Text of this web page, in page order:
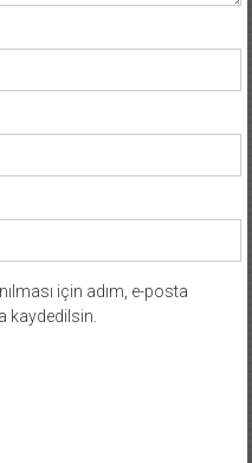
için adım, e-posta
kaydedilsin.